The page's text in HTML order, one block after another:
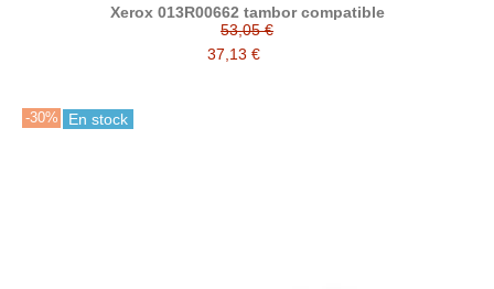
Xerox 013R00662 tambor compatible
53,05 €
37,13 €
-30% En stock